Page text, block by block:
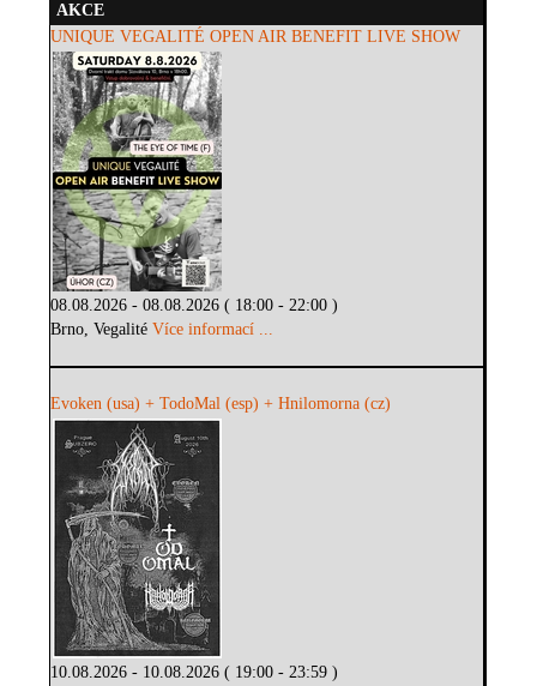
AKCE
UNIQUE VEGALITÉ OPEN AIR BENEFIT LIVE SHOW
08.08.2026 - 08.08.2026 ( 18:00 - 22:00 )
Brno, VegalitéVíce informací ...
Evoken (usa) + TodoMal (esp) + Hnilomorna (cz)
10.08.2026 - 10.08.2026 ( 19:00 - 23:59 )